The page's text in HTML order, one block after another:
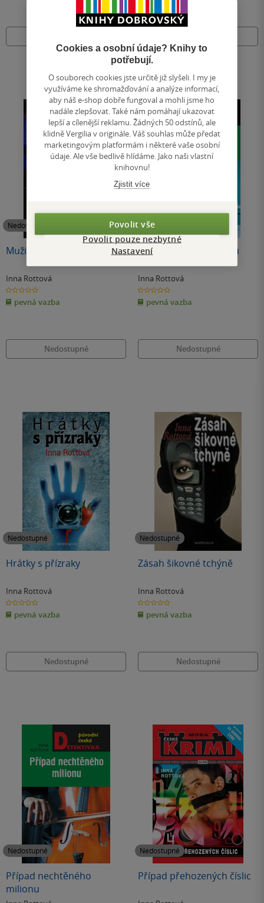
Nedostupné
Muži s cizinkami
Inna Rottová
0.0
z
5
hvězdiček
pevná vazba
Nedostupné
Nedostupné
Případ zeleného hadru
Inna Rottová
0.0
z
5
hvězdiček
pevná vazba
Nedostupné
Nedostupné
Hrátky s přízraky
Inna Rottová
0.0
z
5
hvězdiček
pevná vazba
Nedostupné
Nedostupné
Zásah šikovné tchýně
Inna Rottová
0.0
z
5
hvězdiček
pevná vazba
Nedostupné
Nedostupné
Případ nechtěného
milionu
Nedostupné
Případ přehozených číslic
Cookies a osobní údaje? Knihy to
potřebují.
O souborech cookies jste určitě již slyšeli. I my je
využíváme ke shromažďování a analýze informací,
aby náš e-shop dobře fungoval a mohli jsme ho
nadále zlepšovat. Také nám pomáhají ukazovat
lepší a cílenější reklamu. Žádných 50 odstínů, ale
klidně Vergilia v originále. Váš souhlas může předat
marketingovým platformám i některé vaše osobní
údaje. Ale vše bedlivě hlídáme. Jako naši vlastní
knihovnu!
Zjistit více
Povolit vše
Povolit pouze nezbytné
Nastavení